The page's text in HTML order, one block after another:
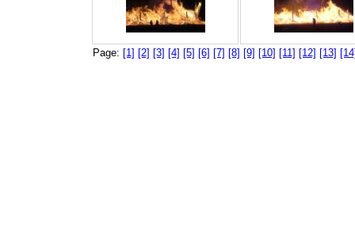
Page: [1] [2] [3] [4] [5] [6] [7] [8] [9] [10] [11] [12] [13]